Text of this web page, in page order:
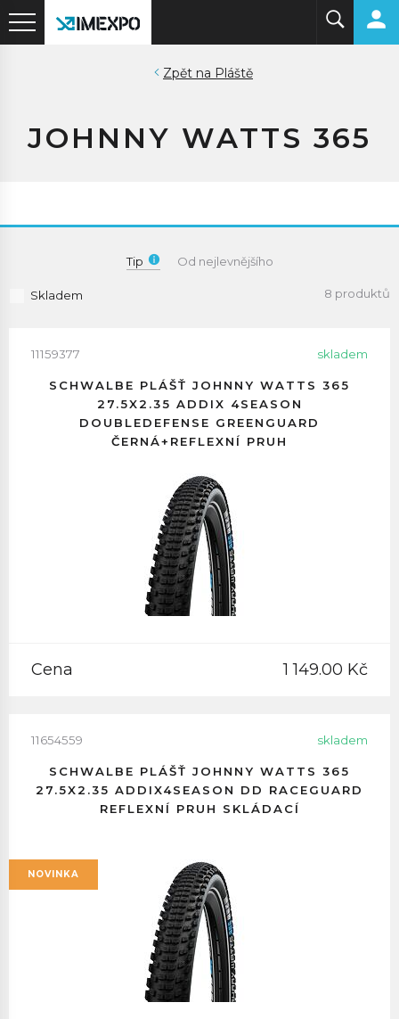
Pláště
JOHNNY WATTS 365
Tip Od nejlevnějšího
Skladem 8 produktů
11159377 skladem
SCHWALBE PLÁŠŤ JOHNNY WATTS 365
27.5X2.35 ADDIX 4SEASON
DOUBLEDEFENSE GREENGUARD
ČERNÁ+REFLEXNÍ PRUH
Cena 1 149.00 Kč
11654559 skladem
SCHWALBE PLÁŠŤ JOHNNY WATTS 365
27.5X2.35 ADDIX4SEASON DD RACEGUARD
REFLEXNÍ PRUH SKLÁDACÍ
NOVINKA